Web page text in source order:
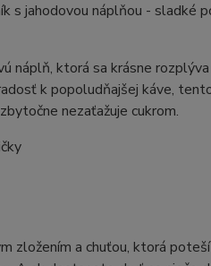
s jahodovou náplňou - sladké
náplň, ktorá sa krásne rozplýva
k popoludňajšej káve,
nezaťažuje cukrom.
zložením a chuťou, ktorá